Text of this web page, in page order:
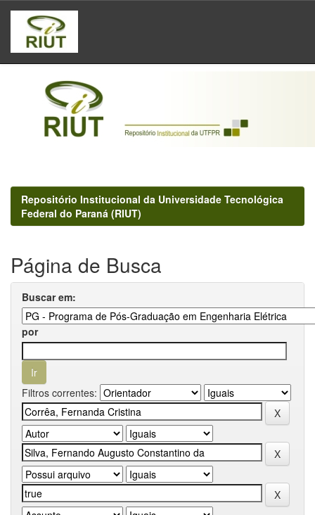
Skip
navigation
Repositório Institucional da Universidade Tecnológica
Federal do Paraná (RIUT)
Página de Busca
Buscar em:
por
Filtros correntes: